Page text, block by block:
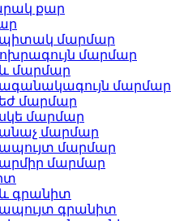
քար
մարմար
մարմար
մարմար
մարմար
մարմար
մարմար
մարմար
մարմար
մարմար
գրանիտ
գրանիտ